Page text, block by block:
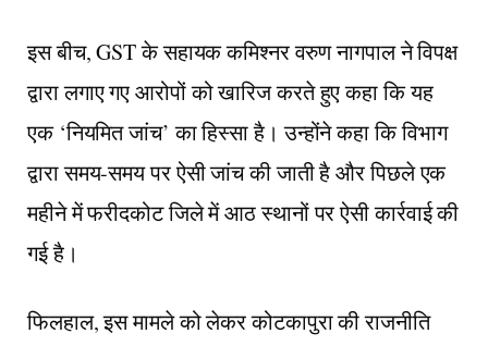
इस बीच, GST के सहायक कमिश्नर वरुण नागपाल ने विपक्ष
द्वारा लगाए गए आरोपों को खारिज करते हुए कहा कि यह
एक ‘नियमित जांच’ का हिस्सा है। उन्होंने कहा कि विभाग
द्वारा समय-समय पर ऐसी जांच की जाती है और पिछले एक
महीने में फरीदकोट जिले में आठ स्थानों पर ऐसी कार्रवाई की
गई है।
फिलहाल, इस मामले को लेकर कोटकापुरा की राजनीति